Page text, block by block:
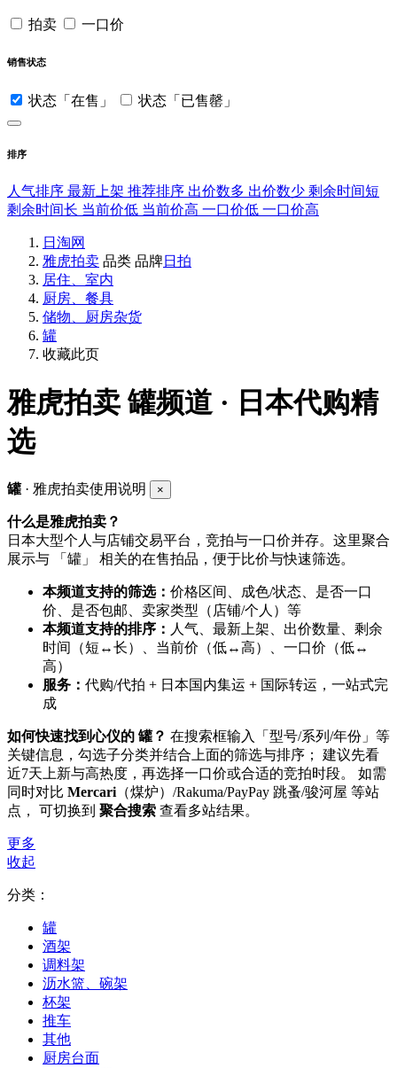
拍卖 一口价
销售状态
状态「在售」 状态「已售罄」
排序
人气排序 最新上架 推荐排序 出价数多 出价数少 剩余时间短
剩余时间长 当前价低 当前价高 一口价低 一口价高
日淘网
雅虎拍卖 品类 品牌日拍
居住、室内
厨房、餐具
储物、厨房杂货
罐
收藏此页
雅虎拍卖 罐频道 · 日本代购精
选
罐· 雅虎拍卖使用说明 ×
什么是雅虎拍卖？
日本大型个人与店铺交易平台，竞拍与一口价并存。这里聚合
展示与 「罐」 相关的在售拍品，便于比价与快速筛选。
本频道支持的筛选： 价格区间、成色/状态、是否一口
价、是否包邮、卖家类型（店铺/个人）等
本频道支持的排序： 人气、最新上架、出价数量、剩余
时间（短↔长）、当前价（低↔高）、一口价（低↔
高）
服务： 代购/代拍 + 日本国内集运 + 国际转运，一站式完
成
如何快速找到心仪的 罐？ 在搜索框输入「型号/系列/年份」等
关键信息，勾选子分类并结合上面的筛选与排序； 建议先看
近7天上新与高热度，再选择一口价或合适的竞拍时段。 如需
同时对比 Mercari （煤炉）/Rakuma/PayPay 跳蚤/骏河屋 等站
点， 可切换到 聚合搜索 查看多站结果。
更多
收起
分类：
罐
酒架
调料架
沥水篮、碗架
杯架
推车
其他
厨房台面